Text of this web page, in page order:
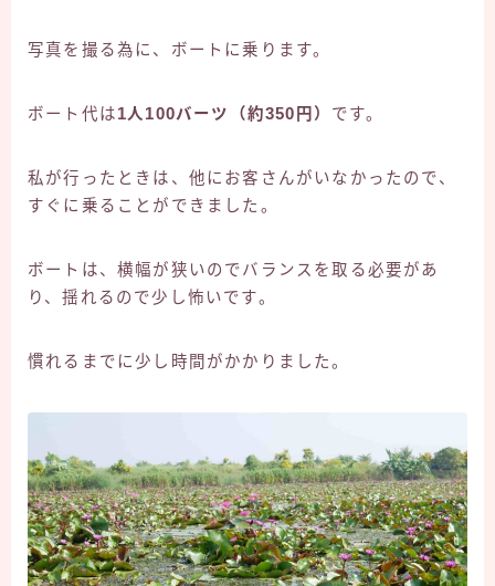
写真を撮る為に、ボートに乗ります。
ボート代は1人100バーツ（約350円） です。
私が行ったときは、他にお客さんがいなかったので、
すぐに乗ることができました。
ボートは、横幅が狭いのでバランスを取る必要があ
り、揺れるので少し怖いです。
慣れるまでに少し時間がかかりました。